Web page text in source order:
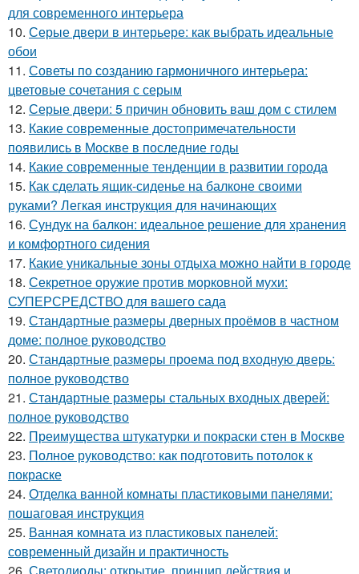
для современного интерьера
10. Серые двери в интерьере: как выбрать идеальные
обои
11. Советы по созданию гармоничного интерьера:
цветовые сочетания с серым
12. Серые двери: 5 причин обновить ваш дом с стилем
13. Какие современные достопримечательности
появились в Москве в последние годы
14. Какие современные тенденции в развитии города
15. Как сделать ящик-сиденье на балконе своими
руками? Легкая инструкция для начинающих
16. Сундук на балкон: идеальное решение для хранения
и комфортного сидения
17. Какие уникальные зоны отдыха можно найти в городе
18. Секретное оружие против морковной мухи:
СУПЕРСРЕДСТВО для вашего сада
19. Стандартные размеры дверных проёмов в частном
доме: полное руководство
20. Стандартные размеры проема под входную дверь:
полное руководство
21. Стандартные размеры стальных входных дверей:
полное руководство
22. Преимущества штукатурки и покраски стен в Москве
23. Полное руководство: как подготовить потолок к
покраске
24. Отделка ванной комнаты пластиковыми панелями:
пошаговая инструкция
25. Ванная комната из пластиковых панелей:
современный дизайн и практичность